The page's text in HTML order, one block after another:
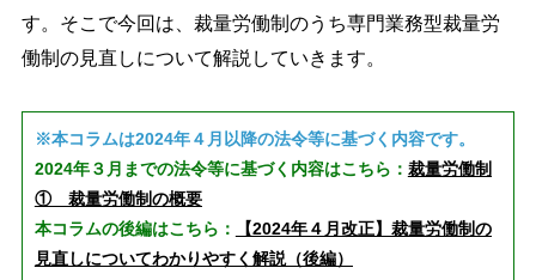
す。そこで今回は、裁量労働制のうち専門業務型裁量労
働制の見直しについて解説していきます。
※本コラムは2024年４月以降の法令等に基づく内容です。
2024年３月までの法令等に基づく内容はこちら： 裁量労働制
① 裁量労働制の概要
本コラムの後編はこちら：
【2024年４月改正】裁量労働制の
見直しについてわかりやすく解説（後編）